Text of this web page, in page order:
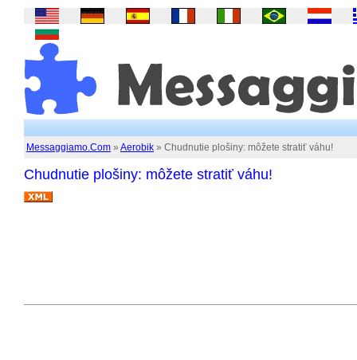
Messaggiamo.Com » Aerobik » Chudnutie plošiny: môžete stratiť váhu!
Chudnutie plošiny: môžete stratiť váhu!